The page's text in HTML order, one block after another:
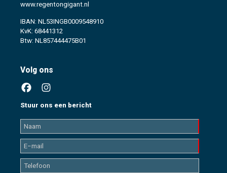
www.regentongigant.nl
IBAN: NL53INGB0009548910
KvK: 68441312
Btw: NL857444475B01
Volg ons
Stuur ons een bericht